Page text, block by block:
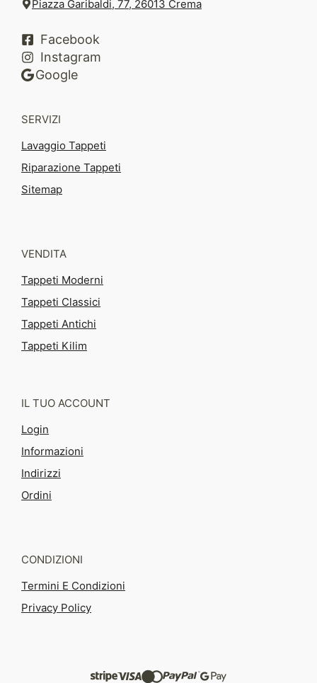
Piazza Garibaldi, 77, 26013 Crema
Facebook
Instagram
Google
SERVIZI
Lavaggio Tappeti
Riparazione Tappeti
Sitemap
VENDITA
Tappeti Moderni
Tappeti Classici
Tappeti Antichi
Tappeti Kilim
IL TUO ACCOUNT
Login
Informazioni
Indirizzi
Ordini
CONDIZIONI
Termini E Condizioni
Privacy Policy